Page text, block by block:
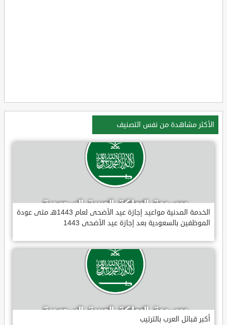
الأكثر مشاهدة من نفس التصنيف
الخدمة المدنية مواعيد إجازة عيد الأضحى لعام 1443هـ متى عودة
الموظفين بالسعودية بعد إجازة عيد الأضحى 1443
أكبر قبائل العرب بالترتيب